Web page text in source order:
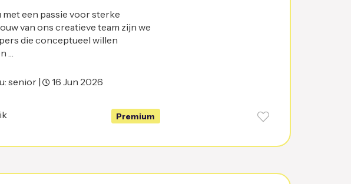
een passie voor sterke
van ons creatieve team zijn we
die conceptueel willen
…
senior | 16 Jun 2026
Premium